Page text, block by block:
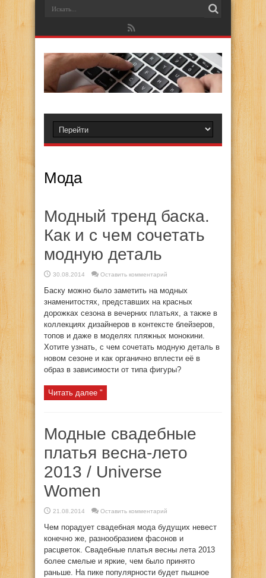
Мода
Модный тренд баска.
Как и с чем сочетать
модную деталь
30.08.2014 Оставить комментарий
Баску можно было заметить на модных
знаменитостях, представших на красных
дорожках сезона в вечерних платьях, а также в
коллекциях дизайнеров в контексте блейзеров,
топов и даже в моделях пляжных монокини.
Хотите узнать, с чем сочетать модную деталь в
новом сезоне и как органично вплести её в
образ в зависимости от типа фигуры?
Читать далее "
Модные свадебные
платья весна-лето
2013 / Universe
Women
21.08.2014 Оставить комментарий
Чем порадует свадебная мода будущих невест
конечно же, разнообразием фасонов и
расцветок. Свадебные платья весны лета 2013
более смелые и яркие, чем было принято
раньше. На пике популярности будет пышное